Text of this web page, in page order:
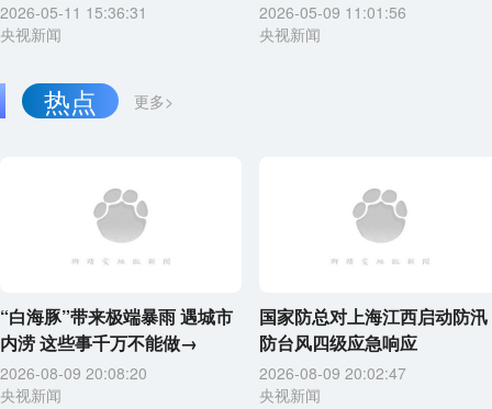
2026-05-11 15:36:31
央视新闻
2026-05-09 11:01:56
央视新闻
更多>
热点
“白海豚”带来极端暴雨 遇城市
内涝 这些事千万不能做→
2026-08-09 20:08:20
央视新闻
国家防总对上海江西启动防汛
防台风四级应急响应
2026-08-09 20:02:47
央视新闻